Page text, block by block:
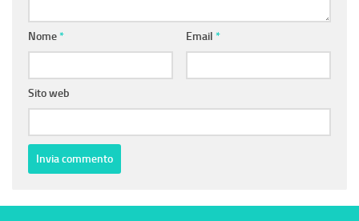
Nome* Email *
Sito web